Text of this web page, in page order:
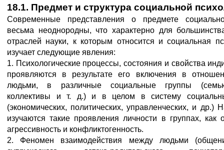
18.1. Предмет и структура социальной
Современные представления о предмете
весьма неоднородны, что характерно для
отраслей науки, к которым относится и социальная
изучает следующие явления:
1. Психологические процессы, состояния и свойства
проявляются в результате его включения в
людьми, в различные социальные группы
коллективы и т. д.) и в целом в систему
(экономических, политических, управленческих, и др.)
изучаются такие проявления личности в группах, как
агрессивность и конфликтогенность.
2. Феномен взаимодействия между людьми